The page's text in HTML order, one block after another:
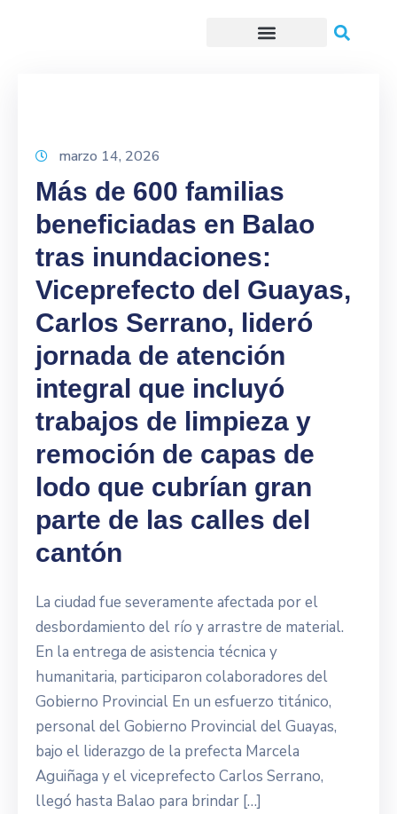
marzo 14, 2026
Más de 600 familias
beneficiadas en Balao
tras inundaciones:
Viceprefecto del Guayas,
Carlos Serrano, lideró
jornada de atención
integral que incluyó
trabajos de limpieza y
remoción de capas de
lodo que cubrían gran
parte de las calles del
cantón
La ciudad fue severamente afectada por el
desbordamiento del río y arrastre de material.
En la entrega de asistencia técnica y
humanitaria, participaron colaboradores del
Gobierno Provincial En un esfuerzo titánico,
personal del Gobierno Provincial del Guayas,
bajo el liderazgo de la prefecta Marcela
Aguiñaga y el viceprefecto Carlos Serrano,
llegó hasta Balao para brindar […]